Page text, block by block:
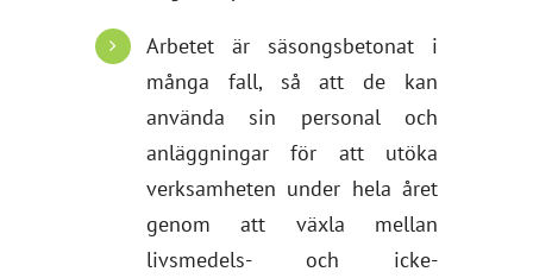
Arbetet är säsongsbetonat i
många fall, så att de kan
använda sin personal och
anläggningar för att utöka
verksamheten under hela året
genom att växla mellan
livsmedels- och icke-